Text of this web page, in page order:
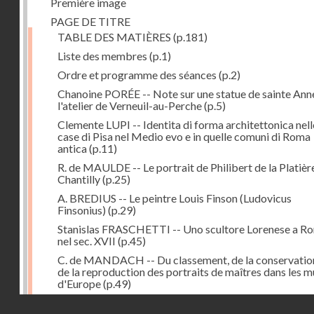
PAGE DE TITRE
TABLE DES MATIÈRES (p.181)
Liste des membres (p.1)
Ordre et programme des séances (p.2)
Chanoine PORÉE -- Note sur une statue de sainte
l'atelier de Verneuil-au-Perche(p.5)
Clemente LUPI -- Identita di forma architettonica
case di Pisa nel Medio evo e in quelle comuni di Roma
antica(p.11)
R. de MAULDE -- Le portrait de Philibert de la
Chantilly(p.25)
A. BREDIUS -- Le peintre Louis Finson (Ludovicus
Finsonius) (p.29)
Stanislas FRASCHETTI -- Uno scultore Lorenese a
nel sec. XVII (p.45)
C. de MANDACH -- Du classement, de la
de la reproduction des portraits de maîtres dans les
d'Europe(p.49)